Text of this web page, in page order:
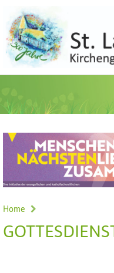
Home